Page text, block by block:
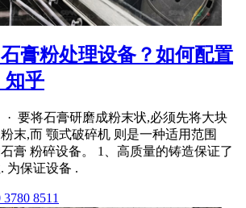
膏粉处理设备？如何配置
知乎
· 要将石膏研磨成粉末状,必须先将大块
末,而 颚式破碎机 则是一种适用范围
膏 粉碎设备。 1、高质量的铸造保证了
为保证设备 .
8511